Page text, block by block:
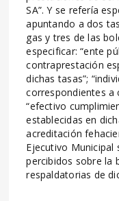
SA”. Y se refería
apuntando a dos
gas y tres de las
especificar: “ente
contraprestación
dichas tasas”;
correspondientes a
“efectivo
establecidas en
acreditación
Ejecutivo
percibidos sobre la
respaldatorias de